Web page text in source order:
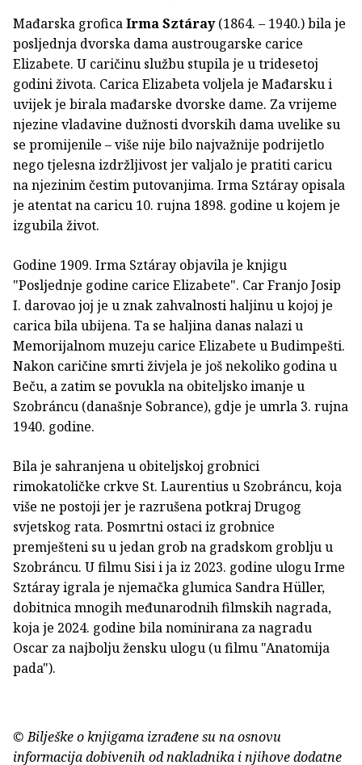
Mađarska groficaIrma Sztáray(1864. – 1940.) bila je
posljednja dvorska dama austrougarske carice
Elizabete. U caričinu službu stupila je u tridesetoj
godini života. Carica Elizabeta voljela je Mađarsku i
uvijek je birala mađarske dvorske dame. Za vrijeme
njezine vladavine dužnosti dvorskih dama uvelike su
se promijenile – više nije bilo najvažnije podrijetlo
nego tjelesna izdržljivost jer valjalo je pratiti caricu
na njezinim čestim putovanjima. Irma Sztáray opisala
je atentat na caricu 10. rujna 1898. godine u kojem je
izgubila život.
Godine 1909. Irma Sztáray objavila je knjigu
"Posljednje godine carice Elizabete". Car Franjo Josip
I. darovao joj je u znak zahvalnosti haljinu u kojoj je
carica bila ubijena. Ta se haljina danas nalazi u
Memorijalnom muzeju carice Elizabete u Budimpešti.
Nakon caričine smrti živjela je još nekoliko godina u
Beču, a zatim se povukla na obiteljsko imanje u
Szobráncu (današnje Sobrance), gdje je umrla 3. rujna
1940. godine.
Bila je sahranjena u obiteljskoj grobnici
rimokatoličke crkve St. Laurentius u Szobráncu, koja
više ne postoji jer je razrušena potkraj Drugog
svjetskog rata. Posmrtni ostaci iz grobnice
premješteni su u jedan grob na gradskom groblju u
Szobráncu. U filmu Sisi i ja iz 2023. godine ulogu Irme
Sztáray igrala je njemačka glumica Sandra Hüller,
dobitnica mnogih međunarodnih filmskih nagrada,
koja je 2024. godine bila nominirana za nagradu
Oscar za najbolju žensku ulogu (u filmu "Anatomija
pada").
© Bilješke o knjigama izrađene su na osnovu
informacija dobivenih od nakladnika i njihove dodatne